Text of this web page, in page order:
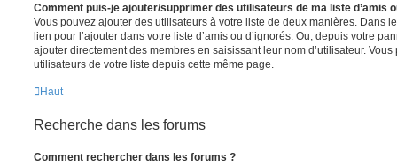
Comment puis-je ajouter/supprimer des utilisateurs de ma liste d’amis
Vous pouvez ajouter des utilisateurs à votre liste de deux manières. Dans
lien pour l’ajouter dans votre liste d’amis ou d’ignorés. Ou, depuis votre
ajouter directement des membres en saisissant leur nom d’utilisateur.
utilisateurs de votre liste depuis cette même page.
Haut
Recherche dans les forums
Comment rechercher dans les forums ?